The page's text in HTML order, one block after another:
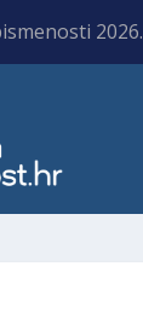
2026.